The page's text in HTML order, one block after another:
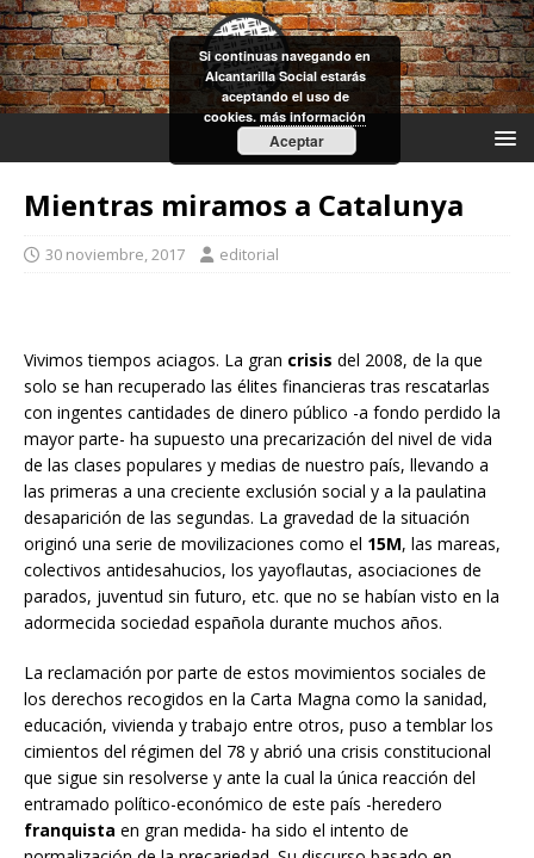
Mientras miramos a Catalunya
30 noviembre, 2017 editorial
Vivimos tiempos aciagos. La gran crisis del 2008, de la que
solo se han recuperado las élites financieras tras rescatarlas
con ingentes cantidades de dinero público -a fondo perdido la
mayor parte- ha supuesto una precarización del nivel de vida
de las clases populares y medias de nuestro país, llevando a
las primeras a una creciente exclusión social y a la paulatina
desaparición de las segundas. La gravedad de la situación
originó una serie de movilizaciones como el 15M, las mareas,
colectivos antidesahucios, los yayoflautas, asociaciones de
parados, juventud sin futuro, etc. que no se habían visto en la
adormecida sociedad española durante muchos años.
La reclamación por parte de estos movimientos sociales de
los derechos recogidos en la Carta Magna como la sanidad,
educación, vivienda y trabajo entre otros, puso a temblar los
cimientos del régimen del 78 y abrió una crisis constitucional
que sigue sin resolverse y ante la cual la única reacción del
entramado político-económico de este país -heredero
franquista en gran medida- ha sido el intento de
Si continuas navegando en
Alcantarilla Social estarás
aceptando el uso de
cookies.más información
Aceptar